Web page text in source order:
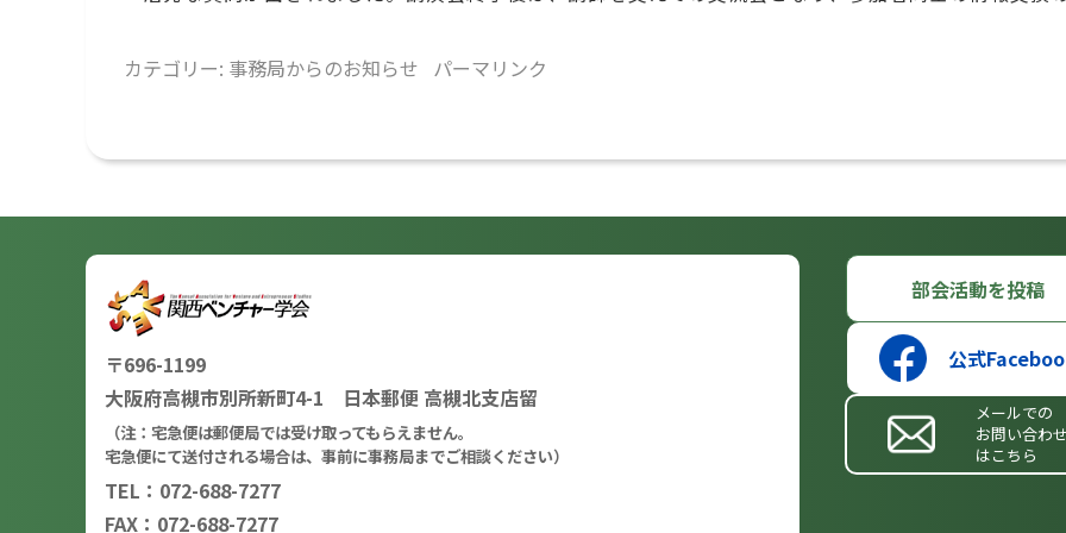
カテゴリー: 事務局からのお知らせ パーマリンク
〒696-1199
大阪府高槻市別所新町4-1 日本郵便 高槻北支店留
（注：宅急便は郵便局では受け取ってもらえません。
宅急便にて送付される場合は、事前に事務局までご相談ください）
TEL：072-688-7277
FAX：072-688-7277
部会活動を投稿
公式
メールでの
お問い合わ
はこちら